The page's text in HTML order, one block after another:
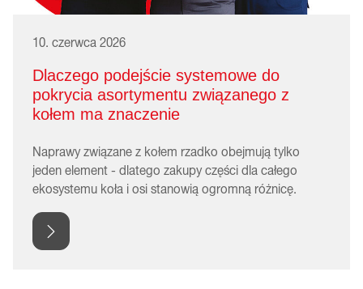
10. czerwca 2026
Dlaczego podejście systemowe do
pokrycia asortymentu związanego z
kołem ma znaczenie
Naprawy związane z kołem rzadko obejmują tylko
jeden element - dlatego zakupy części dla całego
ekosystemu koła i osi stanowią ogromną różnicę.